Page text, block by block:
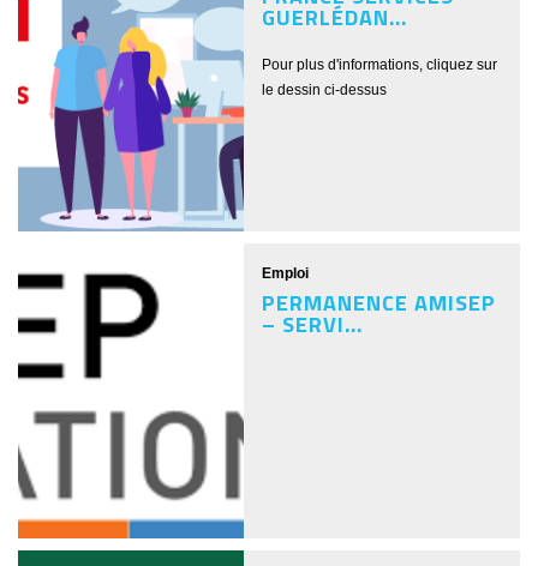
GUERLÉDAN...
Pour plus d'informations, cliquez sur
le dessin ci-dessus
Emploi
PERMANENCE AMISEP
– SERVI...